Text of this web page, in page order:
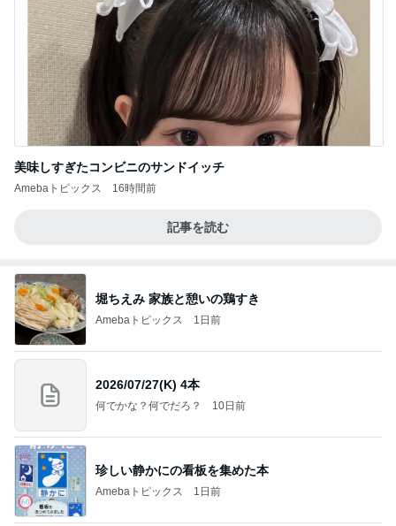
美味しすぎたコンビニのサンドイッチ
Amebaトピックス 16時間前
記事を読む
堀ちえみ 家族と憩いの鶏すき
Amebaトピックス 1日前
2026/07/27(K) 4本
何でかな？何でだろ？ 10日前
珍しい静かにの看板を集めた本
Amebaトピックス 1日前